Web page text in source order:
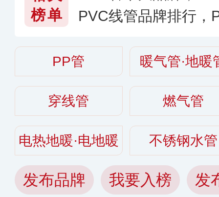
榜单
PVC线管品牌排行，
PP管 暖气管·地暖
穿线管 燃气管
电热地暖·电地暖 不锈钢水管
发布品牌 我要入榜 发